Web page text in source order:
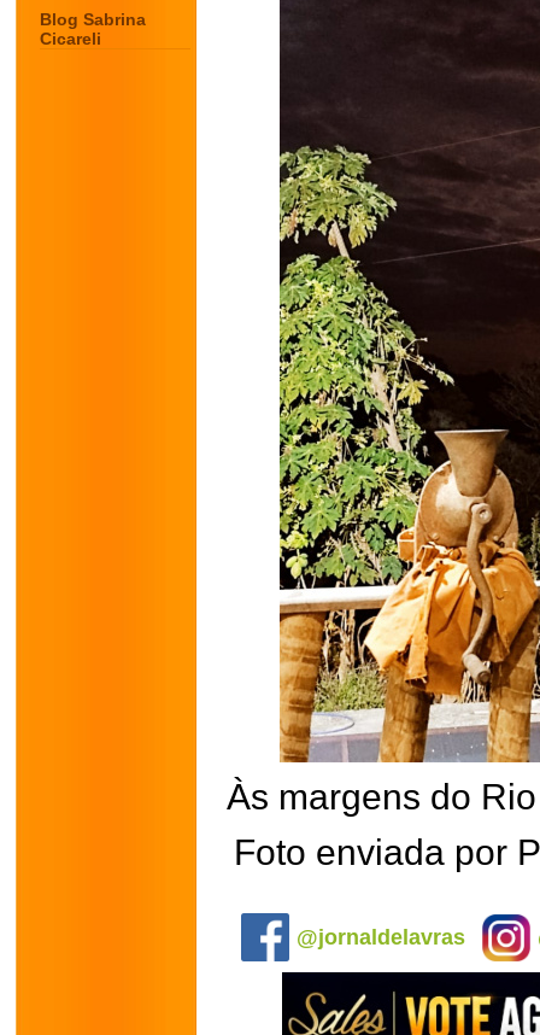
Blog Sabrina
Cicareli
Às margens do
Foto enviada por
@jornaldelavras